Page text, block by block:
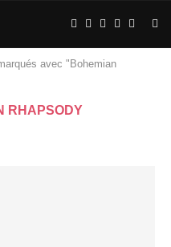
avec "Bohemian
RHAPSODY